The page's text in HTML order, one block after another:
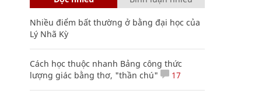
Nhiều điểm bất thường ở bằng đại học của
Lý Nhã Kỳ
Cách học thuộc nhanh Bảng công thức
lượng giác bằng thơ, "thần chú"
17